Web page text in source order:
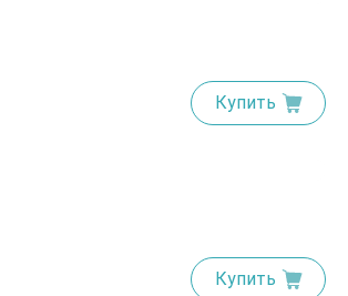
Купить
Купить